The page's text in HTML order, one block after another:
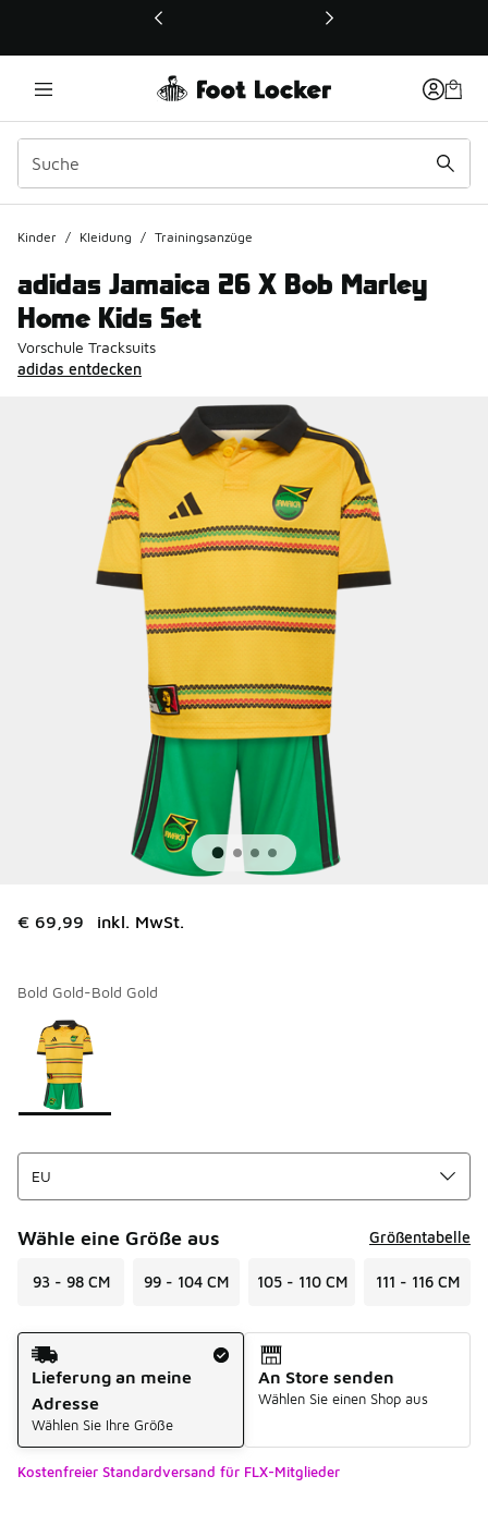
Dieser Link öffnet sich in einem neuen Fenster
Kinder / Kleidung / Trainingsanzüge
adidas Jamaica 26 X Bob Marley
Home Kids Set
Vorschule Tracksuits
adidas entdecken
€ 69,99 inkl. MwSt.
Bold Gold-Bold Gold
Seite 1 von 1 zeigt die Farben 1 bis 1 von 1 an.
Bitte wählen Sie einen Stil aus
Wähle eine Größe aus Größentabelle
93 - 98 CM 99 - 104 CM 105 - 110 CM 111 - 116 CM
Versandart
Lieferung an meine
Adresse
Wählen Sie Ihre Größe
An Store senden
Wählen Sie einen Shop aus
Kostenfreier Standardversand für FLX-Mitglieder